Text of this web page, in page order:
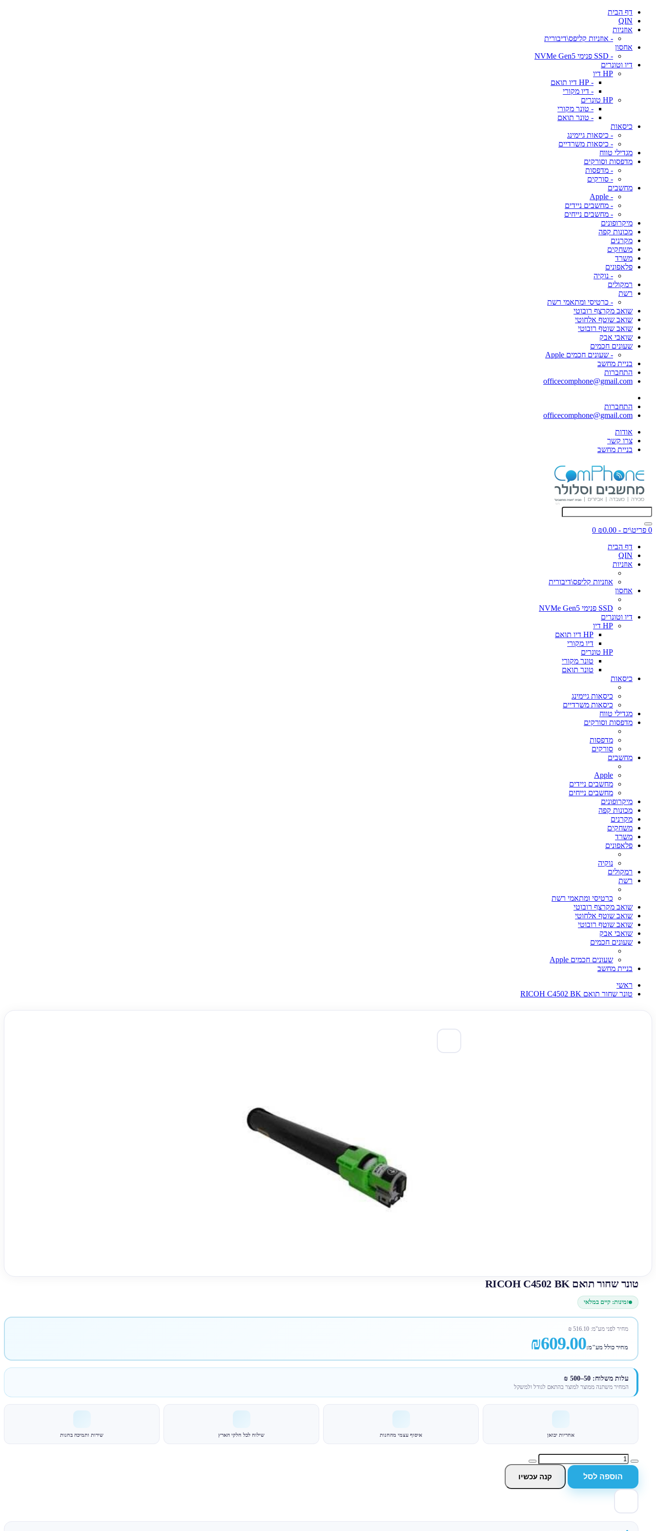
דף הבית
QIN
אוזניות
- אוזניות קליפס\דיבורית
אחסון
- SSD פנימי NVMe Gen5
דיו וטונרים
HP דיו
- HP דיו תואם
- דיו מקורי
HP טונרים
- טונר מקורי
- טונר תואם
כיסאות
- כיסאות גיימינג
- כיסאות משרדיים
מגדילי טווח
מדפסות וסורקים
- מדפסות
- סורקים
מחשבים
- Apple
- מחשבים ניידים
- מחשבים נייחים
מיקרופונים
מכונות קפה
מקרנים
משחקים
משרד
פלאפונים
- נוקיה
רמקולים
רשת
- כרטיסי ומתאמי רשת
שואב מקרצף רובוטי
שואב שוטף אלחוטי
שואב שוטף רובוטי
שואבי אבק
שעונים חכמים
- שעונים חכמים Apple
בניית מחשב
התחברות
officecomphone@gmail.com
התחברות
officecomphone@gmail.com
אודות
צרו קשר
בניית מחשב
0 פריט\ים - ₪0.00
0
דף הבית
QIN
אוזניות
אוזניות קליפס\דיבורית
אחסון
SSD פנימי NVMe Gen5
דיו וטונרים
HP דיו
HP דיו תואם
דיו מקורי
HP טונרים
טונר מקורי
טונר תואם
כיסאות
כיסאות גיימינג
כיסאות משרדיים
מגדילי טווח
מדפסות וסורקים
מדפסות
סורקים
מחשבים
Apple
מחשבים ניידים
מחשבים נייחים
מיקרופונים
מכונות קפה
מקרנים
משחקים
משרד
פלאפונים
נוקיה
רמקולים
רשת
כרטיסי ומתאמי רשת
שואב מקרצף רובוטי
שואב שוטף אלחוטי
שואב שוטף רובוטי
שואבי אבק
שעונים חכמים
שעונים חכמים Apple
בניית מחשב
ראשי
טונר שחור תואם RICOH C4502 BK
טונר שחור תואם RICOH C4502 BK
זמינות: קיים במלאי
מחיר לפני מע"מ:516.10
₪
מחיר כולל מע"מ:₪609.00
עלות משלוח: 50–500 ₪
המחיר משתנה ממוצר למוצר בהתאם לגודל ולמשקל
אחריות יבואן איסוף עצמי מהחנות שילוח לכל חלקי הארץ שירות ותמיכה בחנות
הוספה לסל קנה עכשיו